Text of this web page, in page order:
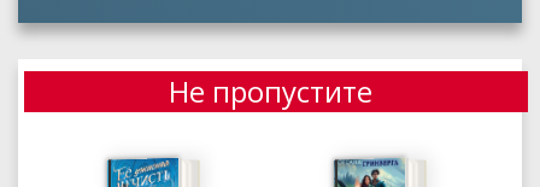
Не пропустите